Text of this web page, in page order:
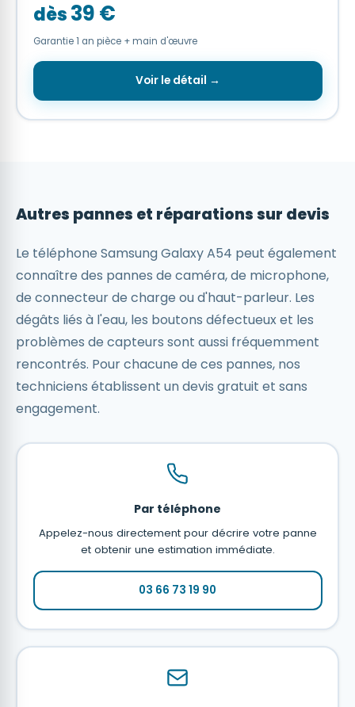
dès39 €
Garantie 1 an pièce + main d'œuvre
Voir le détail →
Autres pannes et réparations sur devis
Le téléphone Samsung Galaxy A54 peut également
connaître des pannes de caméra, de microphone,
de connecteur de charge ou d'haut-parleur. Les
dégâts liés à l'eau, les boutons défectueux et les
problèmes de capteurs sont aussi fréquemment
rencontrés. Pour chacune de ces pannes, nos
techniciens établissent un devis gratuit et sans
engagement.
Par téléphone
Appelez-nous directement pour décrire votre panne
et obtenir une estimation immédiate.
03 66 73 19 90